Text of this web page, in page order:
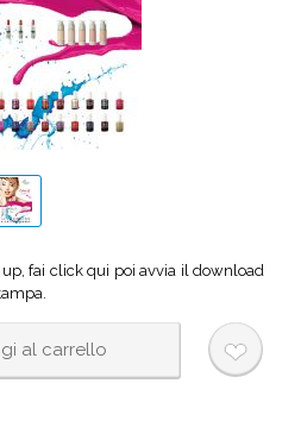
fai click qui poi avvia il download